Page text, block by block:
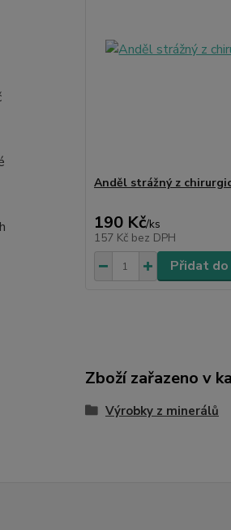
Anděl strážný z
190 Kč/ks
157 Kč bez DPH
Přidat do
Zboží zařazeno v
Výrobky z minerálů